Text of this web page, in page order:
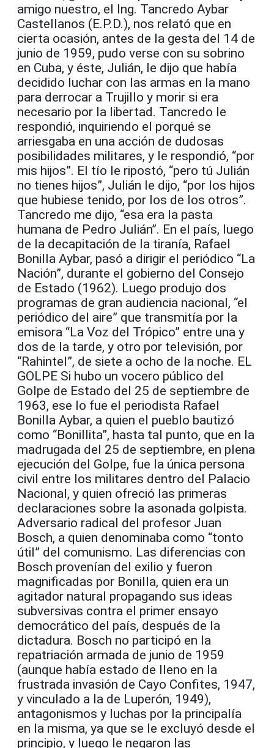
amigo nuestro, el Ing. Tancredo Aybar
Castellanos (E.P.D.), nos relató que en
cierta ocasión, antes de la gesta del 14 de
junio de 1959, pudo verse con su sobrino
en Cuba, y éste, Julián, le dijo que había
decidido luchar con las armas en la mano
para derrocar a Trujillo y morir si era
necesario por la libertad. Tancredo le
respondió, inquiriendo el porqué se
arriesgaba en una acción de dudosas
posibilidades militares, y le respondió, “por
mis hijos”. El tío le ripostó, “pero tú Julián
no tienes hijos”, Julián le dijo, “por los hijos
que hubiese tenido, por los de los otros”.
Tancredo me dijo, “esa era la pasta
humana de Pedro Julián’’. En el país, luego
de la decapitación de la tiranía, Rafael
Bonilla Aybar, pasó a dirigir el periódico “La
Nación”, durante el gobierno del Consejo
de Estado (1962). Luego produjo dos
programas de gran audiencia nacional, “el
periódico del aire” que transmitía por la
emisora “La Voz del Trópico” entre una y
dos de la tarde, y otro por televisión, por
“Rahintel”, de siete a ocho de la noche. EL
GOLPE Si hubo un vocero público del
Golpe de Estado del 25 de septiembre de
1963, ese lo fue el periodista Rafael
Bonilla Aybar, a quien el pueblo bautizó
como “Bonillita”, hasta tal punto, que en la
madrugada del 25 de septiembre, en plena
ejecución del Golpe, fue la única persona
civil entre los militares dentro del Palacio
Nacional, y quien ofreció las primeras
declaraciones sobre la asonada golpista.
Adversario radical del profesor Juan
Bosch, a quien denominaba como “tonto
útil” del comunismo. Las diferencias con
Bosch provenían del exilio y fueron
magnificadas por Bonilla, quien era un
agitador natural propagando sus ideas
subversivas contra el primer ensayo
democrático del país, después de la
dictadura. Bosch no participó en la
repatriación armada de junio de 1959
(aunque había estado de lleno en la
frustrada invasión de Cayo Confites, 1947,
y vinculado a la de Luperón, 1949),
antagonismos y luchas por la principalía
en la misma, ya que se le excluyó desde el
principio, y luego le negaron las